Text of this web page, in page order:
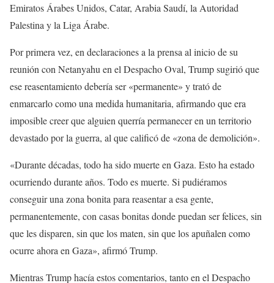
Emiratos Árabes Unidos, Catar, Arabia Saudí, la Autoridad
Palestina y la Liga Árabe.
Por primera vez, en declaraciones a la prensa al inicio de su
reunión con Netanyahu en el Despacho Oval, Trump sugirió que
ese reasentamiento debería ser «permanente» y trató de
enmarcarlo como una medida humanitaria, afirmando que era
imposible creer que alguien querría permanecer en un territorio
devastado por la guerra, al que calificó de «zona de demolición».
«Durante décadas, todo ha sido muerte en Gaza. Esto ha estado
ocurriendo durante años. Todo es muerte. Si pudiéramos
conseguir una zona bonita para reasentar a esa gente,
permanentemente, con casas bonitas donde puedan ser felices, sin
que les disparen, sin que los maten, sin que los apuñalen como
ocurre ahora en Gaza», afirmó Trump.
Mientras Trump hacía estos comentarios, tanto en el Despacho